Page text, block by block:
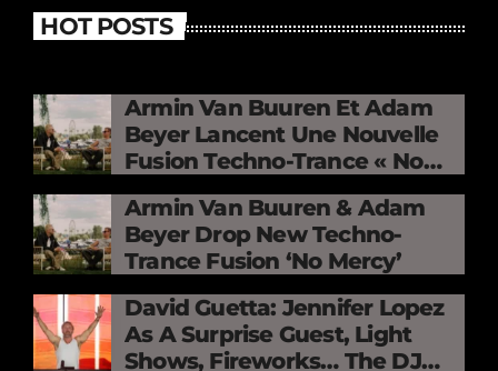
HOT POSTS
Armin Van Buuren Et Adam
Beyer Lancent Une Nouvelle
Fusion Techno-Trance « No
Mercy »
Armin Van Buuren & Adam
Beyer Drop New Techno-
Trance Fusion ‘No Mercy’
David Guetta: Jennifer Lopez
As A Surprise Guest, Light
Shows, Fireworks… The DJ